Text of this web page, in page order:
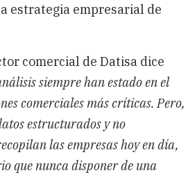
estrategia empresarial de
comercial de Datisa dice
siempre han estado en el
comerciales más críticas. Pero,
estructurados y no
las empresas hoy en día,
que nunca disponer de una